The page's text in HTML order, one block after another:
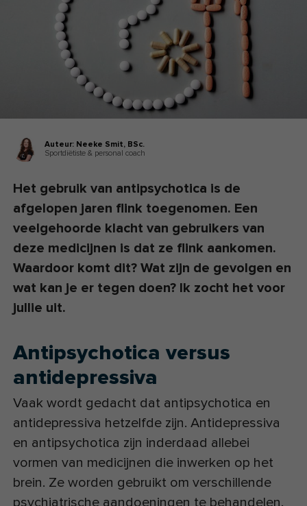
Auteur: Neeke Smit, BSc.
Sportdiëtiste & personal coach
Het gebruik van antipsychotica is de
afgelopen jaren flink toegenomen. Een
veelgehoorde klacht van gebruikers van
deze medicijnen is dat ze flink aankomen.
Waardoor komt dit? Wat zijn de gevolgen en
wat kan je er tegen doen? Ik zocht het voor
jullie uit.
Antipsychotica versus
antidepressiva
Vaak wordt gedacht dat antipsychotica en
antidepressiva hetzelfde zijn. Antidepressiva
en antipsychotica zijn inderdaad allebei
vormen van medicijnen die inwerken op het
brein. Ze worden gebruikt om verschillende